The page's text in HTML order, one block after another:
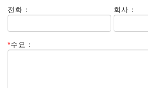
전화： 회사：
*수요：